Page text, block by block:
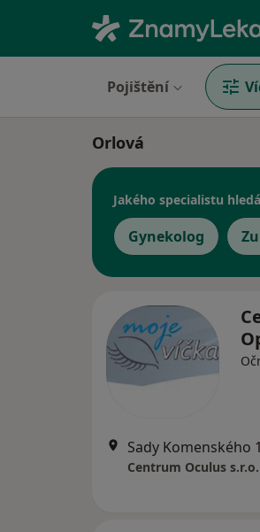
Pojištění
Orlová
Jakého specialistu
Gynekolog
Sady Komenského
Centrum Oculus